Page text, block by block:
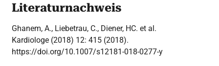
Literaturnachweis
Ghanem, A., Liebetrau, C., Diener, HC. et al.
Kardiologe (2018) 12: 415 (2018).
https://doi.org/10.1007/s12181-018-0277-y